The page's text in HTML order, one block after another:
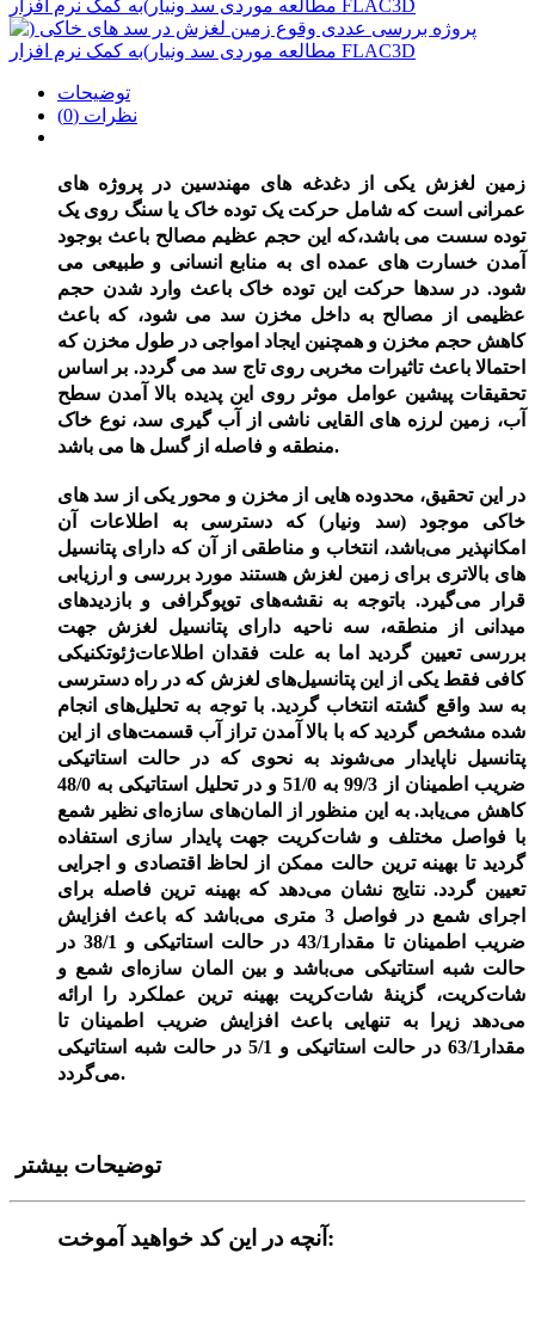
توضیحات
نظرات (0)
زمین لغزش یکی از دغدغه های مهندسین در پروژه های
عمرانی است که شامل حرکت یک توده خاک یا سنگ روی یک
توده سست می باشد،که این حجم عظیم مصالح باعث بوجود
آمدن خسارت های عمده ای به منابع انسانی و طبیعی می
شود. در سدها حرکت این توده خاک باعث وارد شدن حجم
عظیمی از مصالح به داخل مخزن سد می شود، که باعث
کاهش حجم مخزن و همچنین ایجاد امواجی در طول مخزن که
احتمالا باعث تاثیرات مخربی روی تاج سد می گردد. بر اساس
تحقیقات پیشین عوامل موثر روی این پدیده بالا آمدن سطح
آب، زمین لرزه های القایی ناشی از آب گیری سد، نوع خاک
منطقه و فاصله از گسل ها می باشد.
در این تحقیق، محدوده هایی از مخزن و محور یکی از سد های
خاکی موجود (سد ونیار) که دسترسی به اطلاعات آن
امکانپذیر میباشد، انتخاب و مناطقی از آن که دارای پتانسیل
های بالاتری برای زمین لغزش هستند مورد بررسی و ارزیابی
قرار میگیرد. باتوجه به نقشههای توپوگرافی و بازدیدهای
میدانی از منطقه، سه ناحیه دارای پتانسیل لغزش جهت
بررسی تعیین گردید اما به علت فقدان اطلاعاتژئوتکنیکی
کافی فقط یکی از این پتانسیلهای لغزش که در راه دسترسی
به سد واقع گشته انتخاب گردید. با توجه به تحلیل‌های انجام
شده مشخص گردید که با بالا آمدن تراز آب قسمتهای از این
پتانسیل ناپایدار میشوند به نحوی که در حالت استاتیکی
ضریب اطمینان از 99/3 به 51/0 و در تحلیل استاتیکی به 48/0
کاهش مییابد. به این منظور از المانهای سازه ای نظیر شمع
با فواصل مختلف و شاتکریت جهت پایدار سازی استفاده
گردید تا بهینه ترین حالت ممکن از لحاظ اقتصادی و اجرایی
تعیین گردد. نتایج نشان میدهد که بهینه ترین فاصله برای
اجرای شمع در فواصل 3 متری می
باشد که باعث افزایش
ضریب اطمینان تا مقدار43/1 در حالت استاتیکی و 38/1 در
حالت شبه استاتیکی میباشد و بین المان سازه ای شمع و
شاتکریت، گزینۀ شاتکریت بهینه ترین عملکرد را ارائه
میدهد زیرا به تنهایی باعث افزایش ضریب اطمینان تا
مقدار63/1 در حالت استاتیکی و 5/1 در حالت شبه استاتیکی
میگردد.
توضیحات بیشتر
آنچه در این کد خواهید آموخت: